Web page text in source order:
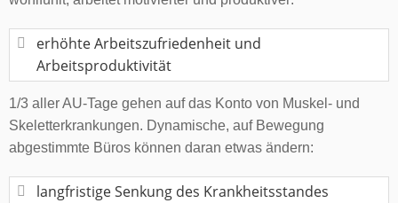
erhöhte Arbeitszufriedenheit und
Arbeitsproduktivität
1/3 aller AU-Tage gehen auf das Konto von Muskel- und
Skeletterkrankungen. Dynamische, auf Bewegung
abgestimmte Büros können daran etwas ändern:
langfristige Senkung des Krankheitsstandes